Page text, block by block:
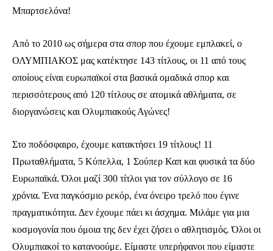
Μπαρτσελόνα!
Από το 2010 ως σήμερα στα σπορ που έχουμε εμπλακεί, ο
ΟΛΥΜΠΙΑΚΟΣ μας κατέκτησε 143 τίτλους, οι 11 από τους
οποίους είναι ευρωπαϊκοί στα βασικά ομαδικά σπορ και
περισσότερους από 120 τίτλους σε ατομικά αθλήματα, σε
διοργανώσεις και Ολυμπιακούς Αγώνες!
Στο ποδόσφαιρο, έχουμε κατακτήσει 19 τίτλους! 11
Πρωταθλήματα, 5 Κύπελλα, 1 Σούπερ Καπ και φυσικά τα δύο
Ευρωπαϊκά. Όλοι μαζί 300 τίτλοι για τον σύλλογο σε 16
χρόνια. Ένα παγκόσμιο ρεκόρ, ένα όνειρο τρελό που έγινε
πραγματικότητα. Δεν έχουμε πάει κι άσχημα. Μιλάμε για μια
κοσμογονία που όμοια της δεν έχει ζήσει ο αθλητισμός. Όλοι οι
Ολυμπιακοί το κατανοούμε. Είμαστε υπερήφανοι που είμαστε